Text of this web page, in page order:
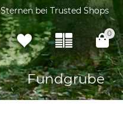
bei Trusted Shops
0
Fundgrube